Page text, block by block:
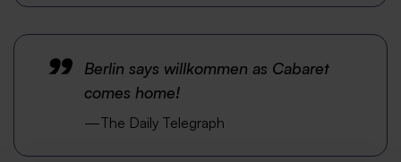
Berlin says willkommen as Cabaret
comes home!
The Daily Telegraph